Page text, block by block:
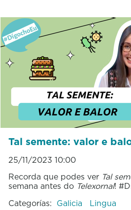
Tal semente: valor e
25/11/2023 10:00
Recorda que podes ver Tal
semana antes do Telexornal!
Categorías: Galicia Lingua